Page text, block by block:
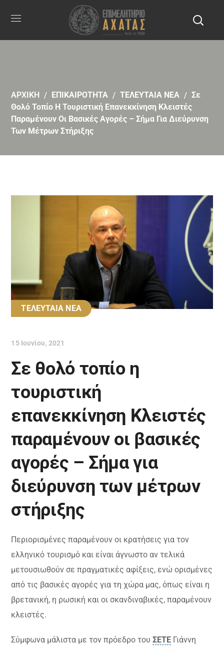
ΑΡΧΙΚΗ ΕΠΙΚΑΙΡΟΤΗΤΑ ΤΕΛΕΥΤΑΙΑ ΝΕΑ
Σε
Θολό Τοπίο Η Τουριστική Επανεκκίνηση Κλειστές
Παραμένουν Οι Βασικές Αγορές – Σήμα Για Διεύρυνση
Των Μέτρων Στήριξης
ΤΕΛΕΥΤΑΙΑ ΝΕΑ
15 Ιουνίου, 2021
Σε θολό τοπίο η
τουριστική
επανεκκίνηση Κλειστές
παραμένουν οι βασικές
αγορές – Σήμα για
διεύρυνση των μέτρων
στήριξης
Περιορισμένες παραμένουν οι κρατήσεις για τον
ελληνικό τουρισμό και είναι άγνωστο αν τελικά
μετουσιωθούν σε πραγματικές αφίξεις, ενώ ορισμένες
από τις βασικές αγορές για τη χώρα μας, όπως είναι η
βρετανική, η ρωσική και οι σκανδιναβικές, παραμένουν
κλειστές.
Σύμφωνα μάλιστα με τον πρόεδρο τουΣΕΤΕ Γιάννη